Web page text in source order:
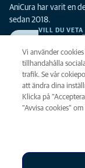
AniCura har varit en
sedan 2018.
VILL DU VETA
Integritet
Legalt
AniCura är ett
Vi använder
tillhandahålla
trafik. Se vår
att ändra dina
Klicka på
”Avvisa cookies”